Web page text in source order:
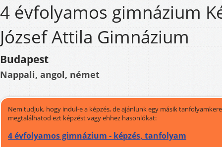
4 évfolyamos gimnázium
József Attila Gimnázium
Budapest
Nappali, angol, német
Nem tudjuk, hogy indul-e a képzés, de ajánlunk egy másik
megtalálhatod ezt képzést vagy ehhez hasonlókat:
4 évfolyamos gimnázium - képzés, tanfolyam